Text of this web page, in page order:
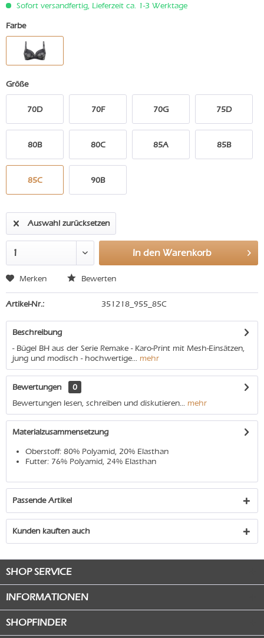
Sofort versandfertig, Lieferzeit ca. 1-3 Werktage
Farbe
Größe
70D 70F 70G 75D
80B 80C 85A 85B
85C 90B
Auswahl zurücksetzen
In den Warenkorb
Merken Bewerten
Artikel-Nr.: 351218_955_85C
Beschreibung
- Bügel BH aus der Serie Remake - Karo-Print mit Mesh-Einsätzen,
jung und modisch - hochwertige... mehr
Bewertungen
0
Bewertungen lesen, schreiben und diskutieren... mehr
Materialzusammensetzung
Oberstoff: 80% Polyamid, 20% Elasthan
Futter: 76% Polyamid, 24% Elasthan
Passende Artikel
Kunden kauften auch
SHOP SERVICE
INFORMATIONEN
SHOPFINDER